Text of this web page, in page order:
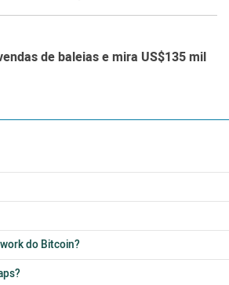
de baleias e mira US$135 mil
do Bitcoin?